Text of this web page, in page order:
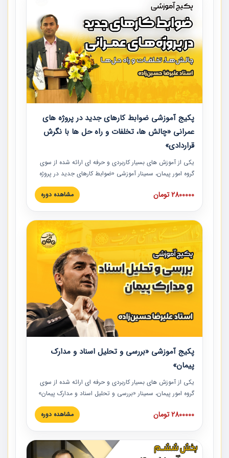
پکیج آموزشی ضوابط کارهای جدید در پروژه های
عمرانی «چالش ها، تخلفات و راه حل ها با نگرش
قراردادی»
یکی از آموزش‏‏‏‏‏‏ های بسیار کاربردی و حرفه‏ ای ارائه شده از سوی
گروه امور پیمان، سمینار آموزشی «ضوابط کارهای جدید در پروژه
های عمرانی» چالش ها، تخلفات و راه حل ها با نگرش قراردادی
است که در محل سندیکای شرکت های ساختمانی کشور ارائه شد.
مدارک پیمان به همراه تجربیات عملی ارائه شده است.
2800000 تومان مشاهده دوره
پکیج آموزشی «بررسی و تحلیل اسناد و مدارک
پیمان»
یکی از آموزش‏‏‏‏‏‏ های بسیار کاربردی و حرفه‏ ای ارائه شده از سوی
گروه امور پیمان، سمینار «بررسی و تحلیل اسناد و مدارک پیمان»
است که در دانشگاه صنعتی شریف ارائه شد. در این آموزش
نکات کلیدی مربوط به اسناد و مدارک پیمان، اولویت بندی اسناد
پیمان به همراه تجربیات عملی در این خصوص ارائه شده است.
2800000 تومان مشاهده دوره